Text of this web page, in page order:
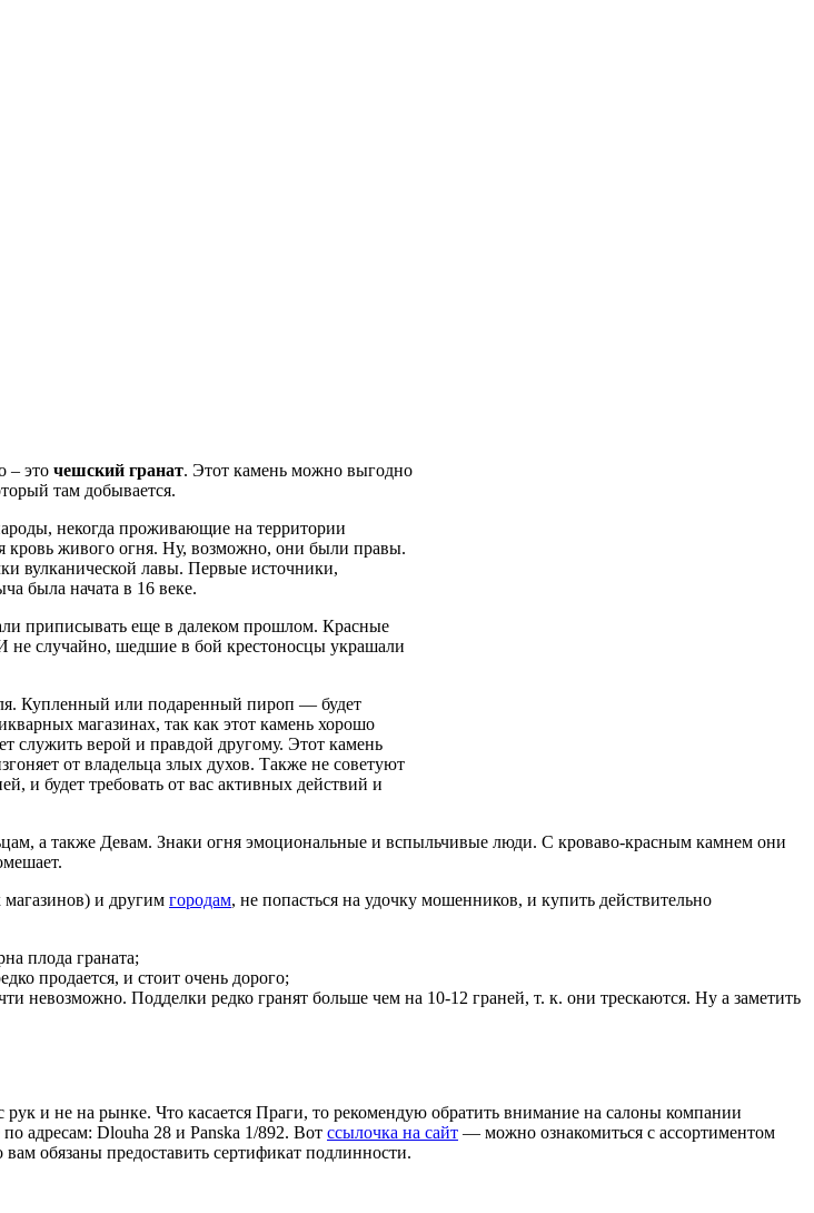
– это чешский гранат. Этот камень можно выгодно
там добывается.
некогда проживающие на территории
кровь живого огня. Ну, возможно, они были правы.
вулканической лавы. Первые источники,
была начата в 16 веке.
приписывать еще в далеком прошлом. Красные
не случайно, шедшие в бой крестоносцы украшали
Купленный или подаренный пироп — будет
магазинах, так как этот камень хорошо
служить верой и правдой другому. Этот камень
от владельца злых духов. Также не советуют
и будет требовать от вас активных действий и
а также Девам. Знаки огня эмоциональные и вспыльчивые люди. С кроваво-красным камнем они
и другим городам, не попасться на удочку мошенников, и купить действительно
плода граната;
продается, и стоит очень дорого;
невозможно. Подделки редко гранят больше чем на 10-12 граней, т. к. они трескаются. Ну а заметить
и не на рынке. Что касается Праги, то рекомендую обратить внимание на салоны компании
адресам: Dlouha 28 и Panska 1/892. Вот ссылочка на сайт — можно ознакомиться с ассортиментом
обязаны предоставить сертификат подлинности.